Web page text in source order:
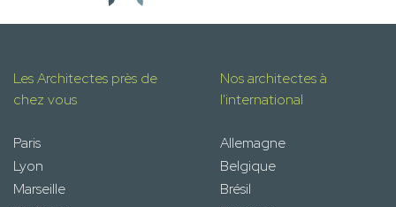
Les Architectes près de
chez vous
Paris
Lyon
Marseille
Nos architectes à
l'international
Allemagne
Belgique
Brésil